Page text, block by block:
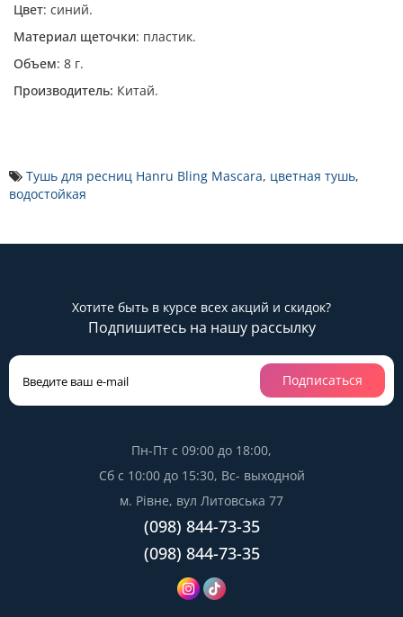
Цвет: синий.
Материал щеточки: пластик.
Объем: 8 г.
Производитель: Китай.
Тушь для ресниц Hanru Bling Mascara, цветная тушь,
водостойкая
Хотите быть в курсе всех акций и скидок?
Подпишитесь на нашу рассылку
Подписаться
Пн-Пт с 09:00 до 18:00,
Сб с 10:00 до 15:30, Вс- выходной
м. Рівне, вул Литовська 77
(098) 844-73-35
(098) 844-73-35